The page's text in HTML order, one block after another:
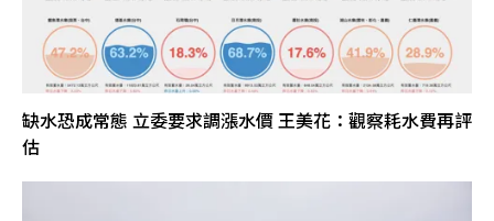
缺水恐成常態 立委要求調漲水價 王美花：觀察耗水費再評
估